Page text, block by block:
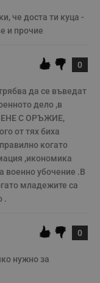
че доста ти куца -
и прочие
0
да се въведат
дело ,в
С ОРЪЖИЕ,
от тях биха
когато
,икономика
военно убочение .В
младежите са
.
0
нужно за
основната
не може да